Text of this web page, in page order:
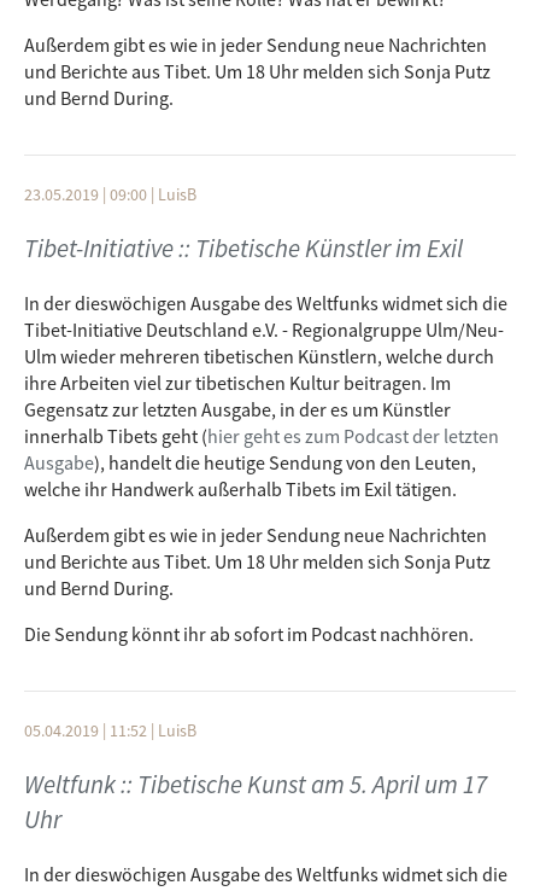
Sting - Fragile / Album: Nothing like the Sun
Neil Young -Don’t let it bring you down / Album: After the
Gold Rush
Außerdem gibt es wie in jeder Sendung neue Nachrichten
und Berichte aus Tibet. Um 18 Uhr melden sich Sonja Putz
und Bernd During.
23.05.2019 | 09:00 | LuisB
Tibet-Initiative :: Tibetische Künstler im Exil
In der dieswöchigen Ausgabe des Weltfunks widmet sich die
Tibet-Initiative Deutschland e.V. - Regionalgruppe Ulm/Neu-
Ulm wieder mehreren tibetischen Künstlern, welche durch
ihre Arbeiten viel zur tibetischen Kultur beitragen. Im
Gegensatz zur letzten Ausgabe, in der es um Künstler
innerhalb Tibets geht (hier geht es zum Podcast der letzten
Ausgabe), handelt die heutige Sendung von den Leuten,
welche ihr Handwerk außerhalb Tibets im Exil tätigen.
Außerdem gibt es wie in jeder Sendung neue Nachrichten
und Berichte aus Tibet. Um 18 Uhr melden sich Sonja Putz
und Bernd During.
Die Sendung könnt ihr ab sofort im Podcast nachhören.
05.04.2019 | 11:52 | LuisB
Weltfunk :: Tibetische Kunst am 5. April um 17
Uhr
In der dieswöchigen Ausgabe des Weltfunks widmet sich die